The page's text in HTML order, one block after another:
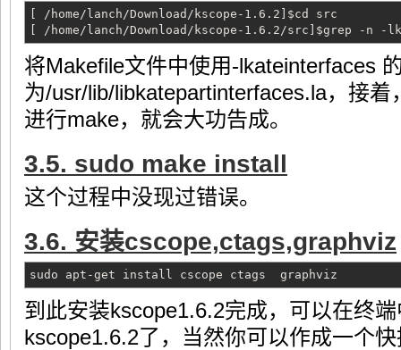
[ /home/lanch/Download/kscope-1.6.2]$cd src
[ /home/lanch/Download/kscope-1.6.2/src]$grep -n -
将Makefile文件中使用-lkateinterfaces
为/usr/lib/libkatepartinterfaces.la，接
进行make，就会大功告成。
3.5. sudo make install
这个过程中没现过错误。
3.6. 安装cscope,ctags,graphviz
sudo apt-get install cscope ctags graphviz
到此安装kscope1.6.2完成，可以在终
kscope1.6.2了，当然你可以作成一个